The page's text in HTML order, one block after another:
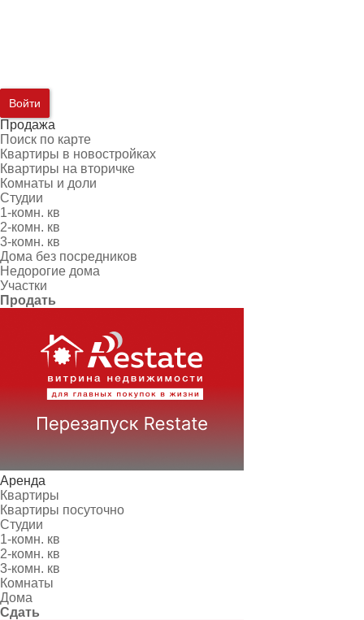
Войти
Продажа
Поиск по карте
Квартиры в новостройках
Квартиры на вторичке
Комнаты и доли
Студии
1-комн. кв
2-комн. кв
3-комн. кв
Дома без посредников
Недорогие дома
Участки
Продать
Аренда
Квартиры
Квартиры посуточно
Студии
1-комн. кв
2-комн. кв
3-комн. кв
Комнаты
Дома
Сдать